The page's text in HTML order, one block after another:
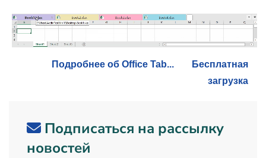
Подробнее об Office Tab...
Бесплатная
загрузка
Подписаться на рассылку
новостей